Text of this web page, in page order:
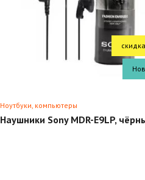
Ноутбуки, компьютеры
Наушники Sony MDR-E9LP,